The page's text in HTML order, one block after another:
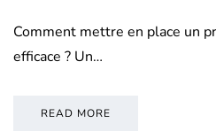
Comment mettre en place un
efficace ? Un…
READ MORE